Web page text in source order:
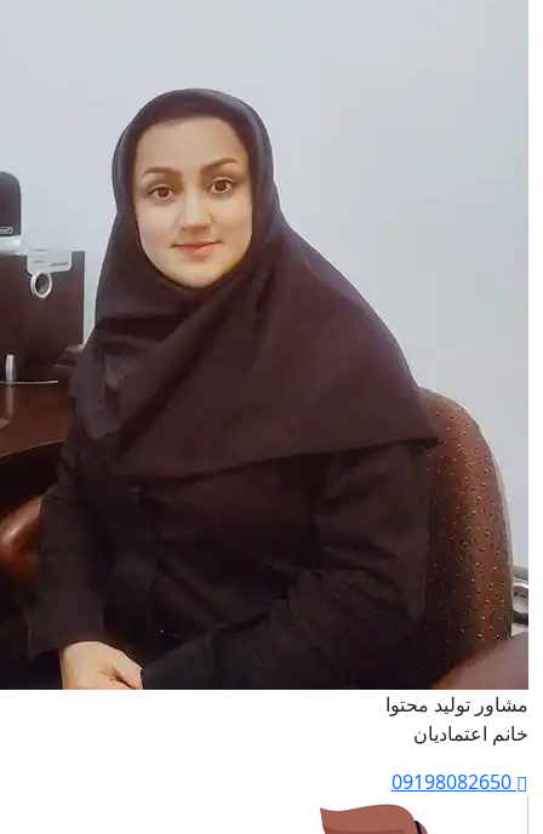
مشاور تولید محتوا
خانم اعتمادیان